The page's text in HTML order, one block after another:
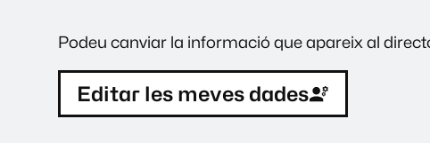
Podeu canviar la informació que apareix al
Editar les meves dades